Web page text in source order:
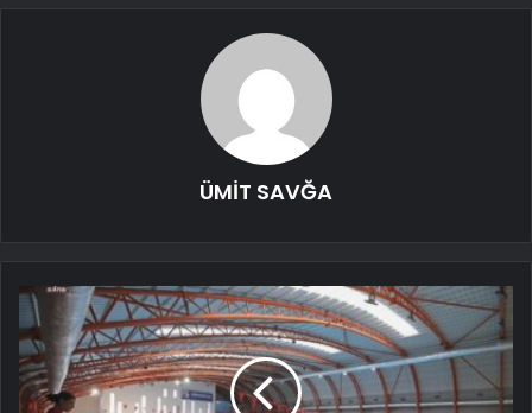
ÜMİT SAVĞA